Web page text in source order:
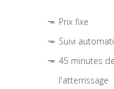
Prix fixe
Suivi
45 minutes
l'atterrissage